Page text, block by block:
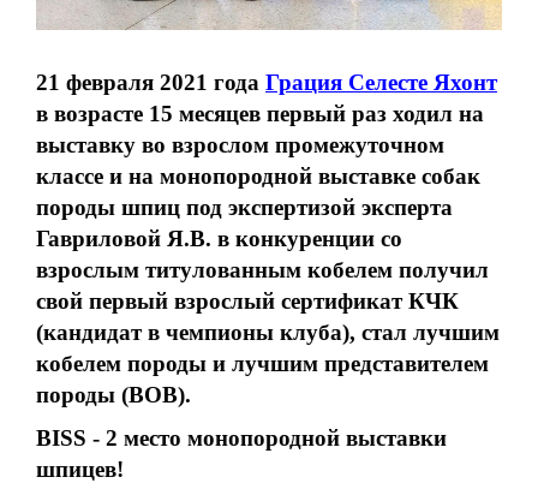
21 февраля 2021 года Грация Селесте Яхонт
в возрасте 15 месяцев первый раз ходил на
выставку во взрослом промежуточном
классе и на монопородной выставке собак
породы шпиц под экспертизой эксперта
Гавриловой Я.В. в конкуренции со
взрослым титулованным кобелем получил
свой первый взрослый сертификат КЧК
(кандидат в чемпионы клуба), стал лучшим
кобелем породы и лучшим представителем
породы (BOB).
ВISS - 2 место монопородной выставки
шпицев!